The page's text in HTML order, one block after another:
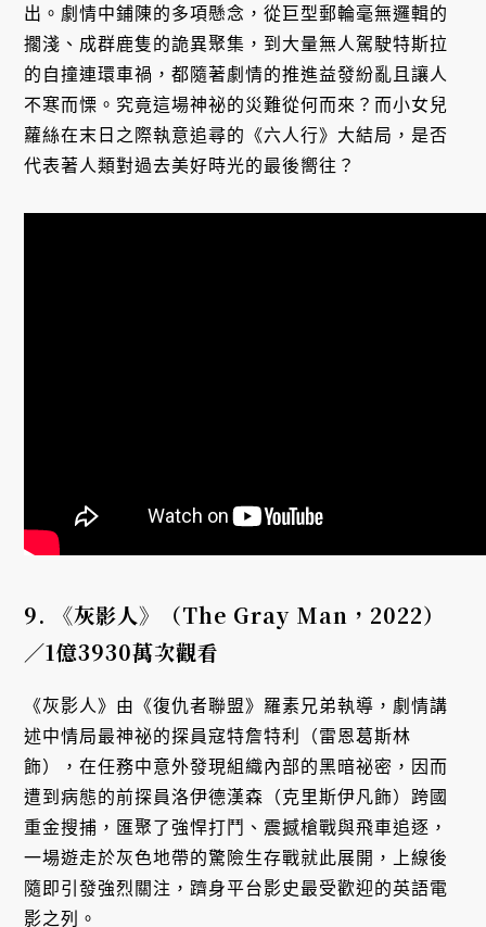
出。劇情中鋪陳的多項懸念，從巨型郵輪毫無邏輯的
擱淺、成群鹿隻的詭異聚集，到大量無人駕駛特斯拉
的自撞連環車禍，都隨著劇情的推進益發紛亂且讓人
不寒而慄。究竟這場神祕的災難從何而來？而小女兒
蘿絲在末日之際執意追尋的《六人行》大結局，是否
代表著人類對過去美好時光的最後嚮往？
9. 《灰影人》（The Gray Man ，2022）
／1億3930萬次觀看
《灰影人》由《復仇者聯盟》羅素兄弟執導，劇情講
述中情局最神祕的探員寇特詹特利（雷恩葛斯林
飾），在任務中意外發現組織內部的黑暗祕密，因而
遭到病態的前探員洛伊德漢森（克里斯伊凡飾）跨國
重金搜捕，匯聚了強悍打鬥、震撼槍戰與飛車追逐，
一場遊走於灰色地帶的驚險生存戰就此展開，上線後
隨即引發強烈關注，躋身平台影史最受歡迎的英語電
影之列。